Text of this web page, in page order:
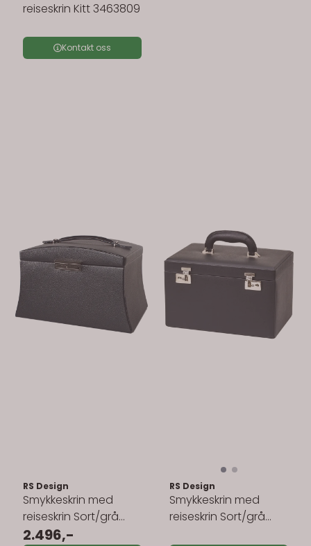
reiseskrin Kitt 3463809
Kontakt oss
RS Design
Smykkeskrin med
reiseskrin Sort/grå
3463484
2.496,-
RS Design
Smykkeskrin med
reiseskrin Sort/grå